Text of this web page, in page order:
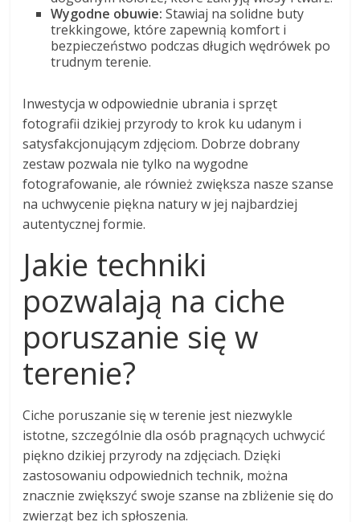
Wygodne obuwie: Stawiaj na solidne buty
trekkingowe, które zapewnią komfort i
bezpieczeństwo podczas długich wędrówek po
trudnym terenie.
Inwestycja w odpowiednie ubrania i sprzęt
fotografii dzikiej przyrody to krok ku udanym i
satysfakcjonującym zdjęciom. Dobrze dobrany
zestaw pozwala nie tylko na wygodne
fotografowanie, ale również zwiększa nasze szanse
na uchwycenie piękna natury w jej najbardziej
autentycznej formie.
Jakie techniki
pozwalają na ciche
poruszanie się w
terenie?
Ciche poruszanie się w terenie jest niezwykle
istotne, szczególnie dla osób pragnących uchwycić
piękno dzikiej przyrody na zdjęciach. Dzięki
zastosowaniu odpowiednich technik, można
znacznie zwiększyć swoje szanse na zbliżenie się do
zwierząt bez ich spłoszenia.